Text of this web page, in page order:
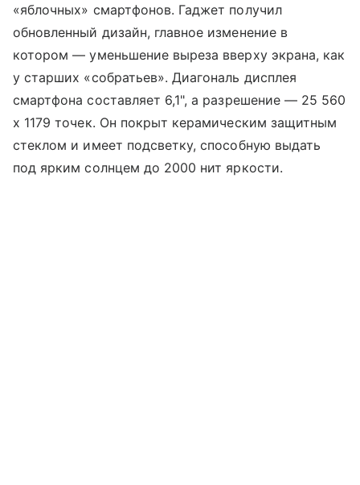
«яблочных» смартфонов. Гаджет получил
обновленный дизайн, главное изменение в
котором — уменьшение выреза вверху экрана, как
у старших «собратьев». Диагональ дисплея
смартфона составляет 6,1", а разрешение — 25 560
х 1179 точек. Он покрыт керамическим защитным
стеклом и имеет подсветку, способную выдать
под ярким солнцем до 2000 нит яркости.